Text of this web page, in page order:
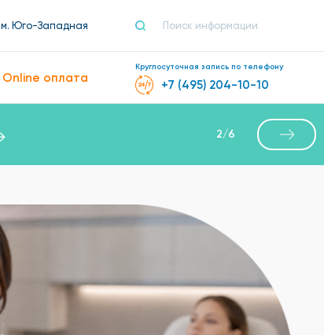
м. Юго-Западная
Online оплата
Круглосуточная запись по телефону
+7 (495) 204-10-10
2/6